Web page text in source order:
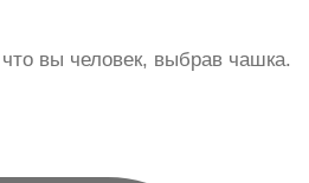
вы человек, выбрав чашка.